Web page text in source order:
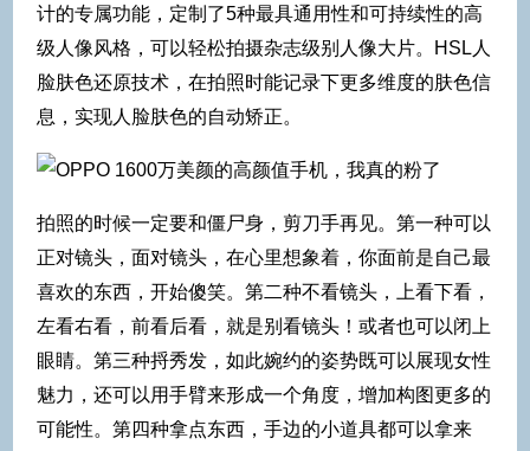
计的专属功能，定制了5种最具通用性和可持续性的高
级人像风格，可以轻松拍摄杂志级别人像大片。HSL人
脸肤色还原技术，在拍照时能记录下更多维度的肤色信
息，实现人脸肤色的自动矫正。
拍照的时候一定要和僵尸身，剪刀手再见。第一种可以
正对镜头，面对镜头，在心里想象着，你面前是自己最
喜欢的东西，开始傻笑。第二种不看镜头，上看下看，
左看右看，前看后看，就是别看镜头！或者也可以闭上
眼睛。第三种捋秀发，如此婉约的姿势既可以展现女性
魅力，还可以用手臂来形成一个角度，增加构图更多的
可能性。第四种拿点东西，手边的小道具都可以拿来